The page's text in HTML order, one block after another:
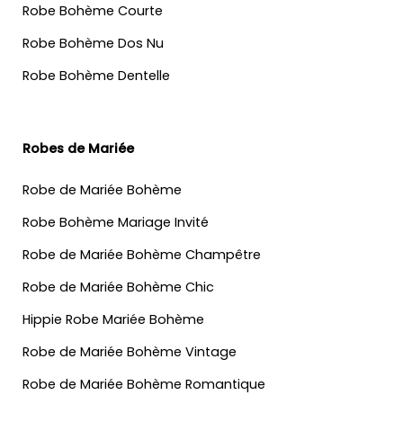
Robe Bohème Courte
Robe Bohème Dos Nu
Robe Bohème Dentelle
Robes de Mariée
Robe de Mariée Bohème
Robe Bohème Mariage Invité
Robe de Mariée Bohème Champêtre
Robe de Mariée Bohème Chic
Hippie Robe Mariée Bohème
Robe de Mariée Bohème Vintage
Robe de Mariée Bohème Romantique